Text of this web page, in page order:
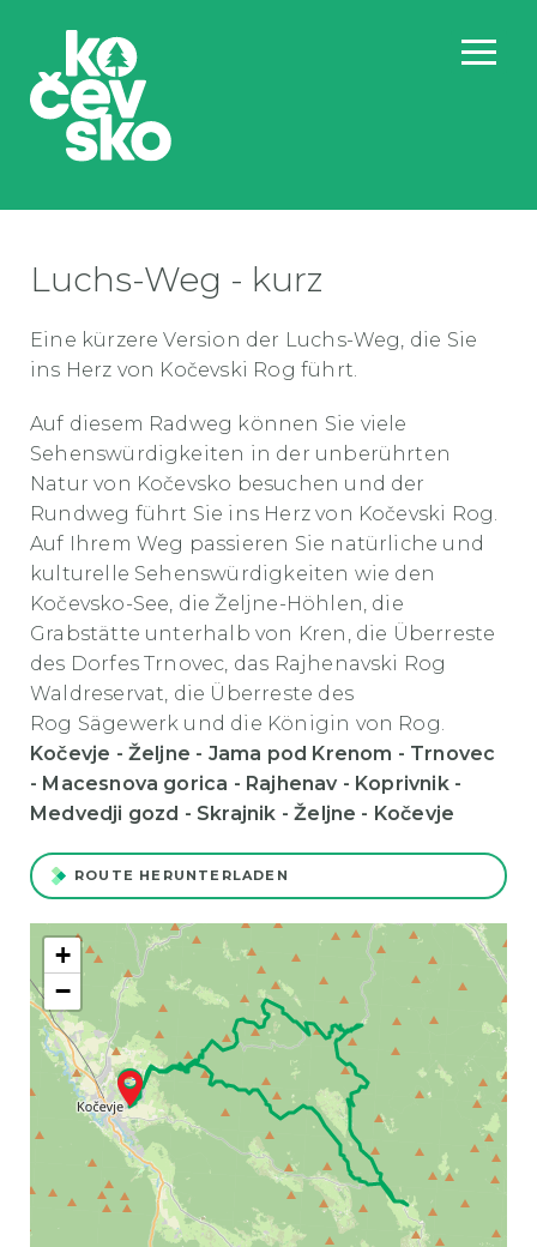
Luchs-Weg - kurz
Eine kürzere Version der Luchs-Weg, die Sie
ins Herz von Kočevski Rog führt.
Auf diesem Radweg können Sie viele
Sehenswürdigkeiten in der unberührten
Natur von Kočevsko besuchen und der
Rundweg führt Sie ins Herz von Kočevski Rog.
Auf Ihrem Weg passieren Sie natürliche und
kulturelle Sehenswürdigkeiten wie den
Kočevsko-See, die Željne-Höhlen, die
Grabstätte unterhalb von Kren, die Überreste
des Dorfes Trnovec, das Rajhenavski Rog
Waldreservat, die Überreste des
Rog Sägewerk und die Königin von Rog.
Kočevje - Željne - Jama pod Krenom - Trnovec
- Macesnova gorica - Rajhenav - Koprivnik -
Medvedji gozd - Skrajnik - Željne - Kočevje
ROUTE HERUNTERLADEN
+
−